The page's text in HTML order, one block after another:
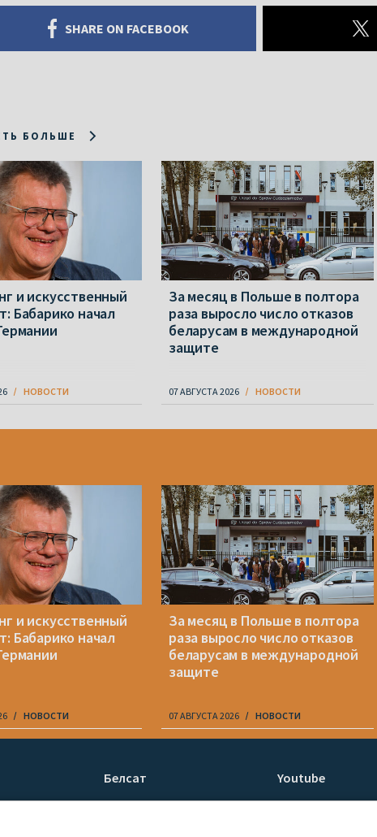
SHARE ON FACEBOOK
БОЛЬШЕ
и искусственный
Бабарико начал
НОВОСТИ
За месяц в Польше в полтора
раза выросло число отказов
беларусам в международной
защите
07 АВГУСТА 2026 НОВОСТИ
и искусственный
Бабарико начал
НОВОСТИ
За месяц в Польше в полтора
раза выросло число отказов
беларусам в международной
защите
07 АВГУСТА 2026 НОВОСТИ
Белсат
О нас
Youtube
Белсат news